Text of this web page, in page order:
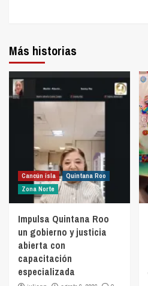
Más historias
Cancún isla
Quintana Roo
Zona Norte
Impulsa Quintana Roo
un gobierno y justicia
abierta con
capacitación
especializada